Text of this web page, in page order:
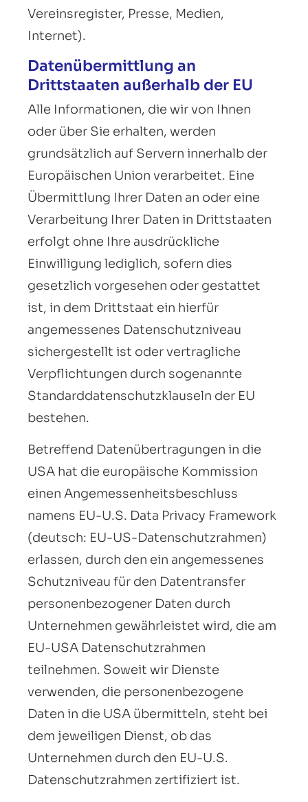
Vereinsregister, Presse, Medien,
Internet).
Datenübermittlung an
Drittstaaten außerhalb der EU
Alle Informationen, die wir von Ihnen
oder über Sie erhalten, werden
grundsätzlich auf Servern innerhalb der
Europäischen Union verarbeitet. Eine
Übermittlung Ihrer Daten an oder eine
Verarbeitung Ihrer Daten in Drittstaaten
erfolgt ohne Ihre ausdrückliche
Einwilligung lediglich, sofern dies
gesetzlich vorgesehen oder gestattet
ist, in dem Drittstaat ein hierfür
angemessenes Datenschutzniveau
sichergestellt ist oder vertragliche
Verpflichtungen durch sogenannte
Standarddatenschutzklauseln der EU
bestehen.
Betreffend Datenübertragungen in die
USA hat die europäische Kommission
einen Angemessenheitsbeschluss
namens EU-U.S. Data Privacy Framework
(deutsch: EU-US-Datenschutzrahmen)
erlassen, durch den ein angemessenes
Schutzniveau für den Datentransfer
personenbezogener Daten durch
Unternehmen gewährleistet wird, die am
EU-USA Datenschutzrahmen
teilnehmen. Soweit wir Dienste
verwenden, die personenbezogene
Daten in die USA übermitteln, steht bei
dem jeweiligen Dienst, ob das
Unternehmen durch den EU-U.S.
Datenschutzrahmen zertifiziert ist.